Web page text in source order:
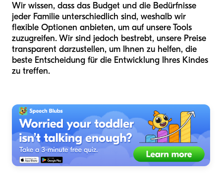
Wir wissen, dass das Budget und die Bedürfnisse
jeder Familie unterschiedlich sind, weshalb wir
flexible Optionen anbieten, um auf unsere Tools
zuzugreifen. Wir sind jedoch bestrebt, unsere Preise
transparent darzustellen, um Ihnen zu helfen, die
beste Entscheidung für die Entwicklung Ihres Kindes
zu treffen.